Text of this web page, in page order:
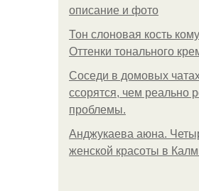
описание и фото
Тон слоновая кость
Оттенки тонального
Соседи в домовых
ссорятся, чем реально
проблемы.
Анджукаева аюна.
женской красоты в